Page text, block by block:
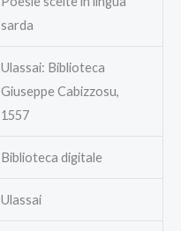
sarda
Ulassai: Biblioteca
Giuseppe Cabizzosu,
1557
Biblioteca digitale
Ulassai